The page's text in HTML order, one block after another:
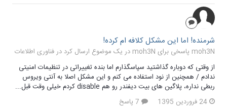
شرمنده! اما این مشکل کلافه ام کرده!
moh3N پاسخی برای moh3N در یک موضوع ارسال کرد در
فناوری اطلاعات
از وقتی که دوباره گذاشتید سپاسگذارم اما بنده تغییراتی در تنظیمات امنیتی
ندادم / همچنین از نود استفاده می کنم و این مشکل اصلا به آنتی ویروس
ربطی نداره، پلاگین های بیت دیفندر رو هم disable کردم خیلی وقت قبل...
24 فروردین 1395